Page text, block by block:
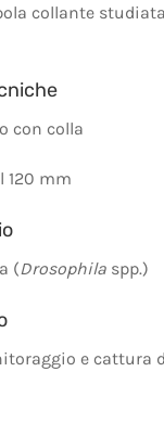
collante
con colla
120 mm
(Drosophila spp.)
e cattura